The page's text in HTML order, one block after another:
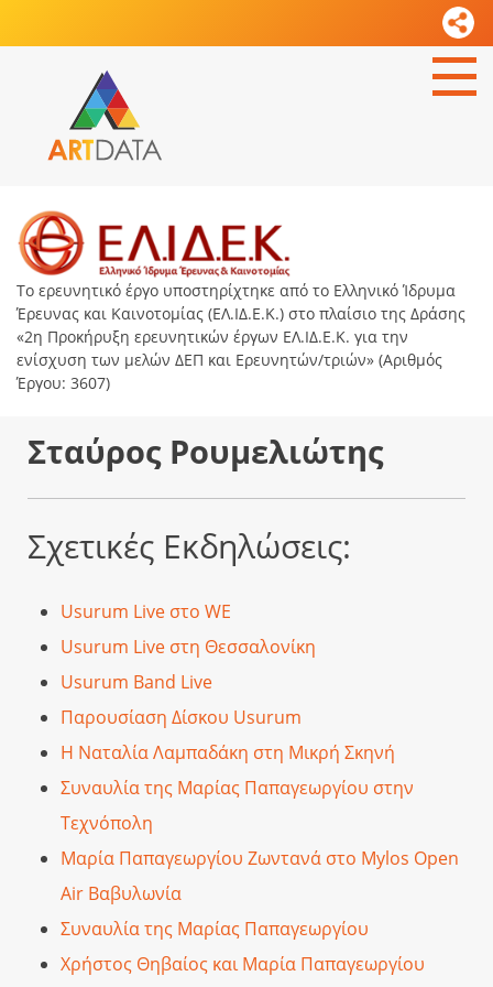
Το ερευνητικό έργο υποστηρίχτηκε από το Ελληνικό Ίδρυμα
Έρευνας και Καινοτομίας (ΕΛ.ΙΔ.Ε.Κ.) στο πλαίσιο της Δράσης
«2η Προκήρυξη ερευνητικών έργων ΕΛ.ΙΔ.Ε.Κ. για την
ενίσχυση των μελών ΔΕΠ και Ερευνητών/τριών» (Αριθμός
Έργου: 3607)
Σταύρος Ρουμελιώτης
Σχετικές Εκδηλώσεις:
Usurum Live στο WE
Usurum Live στη Θεσσαλονίκη
Usurum Band Live
Παρουσίαση Δίσκου Usurum
Η Ναταλία Λαμπαδάκη στη Μικρή Σκηνή
Συναυλία της Μαρίας Παπαγεωργίου στην
Τεχνόπολη
Μαρία Παπαγεωργίου Ζωντανά στο Mylos Open
Air Βαβυλωνία
Συναυλία της Μαρίας Παπαγεωργίου
Χρήστος Θηβαίος και Μαρία Παπαγεωργίου